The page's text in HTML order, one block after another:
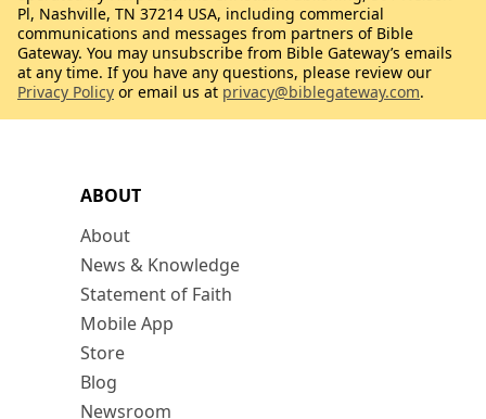
ABOUT
About
News & Knowledge
Statement of Faith
Mobile App
Store
Blog
Newsroom
Pl, Nashville, TN 37214 USA, including commercial
communications and messages from partners of Bible
Gateway. You may unsubscribe from Bible Gateway’s emails
at any time. If you have any questions, please review our
Privacy Policy or email us at privacy@biblegateway.com.